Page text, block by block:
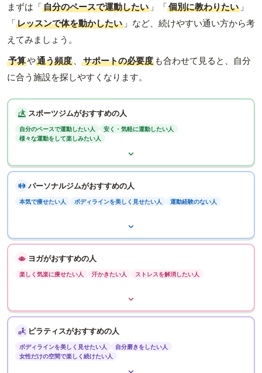
まずは「自分のペースで運動したい 」「個別に教わりたい 」
「レッスンで体を動かしたい 」など、続けやすい通い方から考
えてみましょう。
予算や通う頻度 、 サポートの必要度 も合わせて見ると、自分
に合う施設を探しやすくなります。
スポーツジムがおすすめの人
自分のペースで運動したい人
安く・気軽に運動したい人
様々な運動をして楽しみたい人
パーソナルジムがおすすめの人
本気で痩せたい人 ボディラインを美しく見せたい人 運動経験のない人
ヨガがおすすめの人
楽しく気楽に痩せたい人 汗かきたい人 ストレスを解消したい人
ピラティスがおすすめの人
ボディラインを美しく見せたい人
自分磨きをしたい人
女性だけの空間で楽しく続けたい人